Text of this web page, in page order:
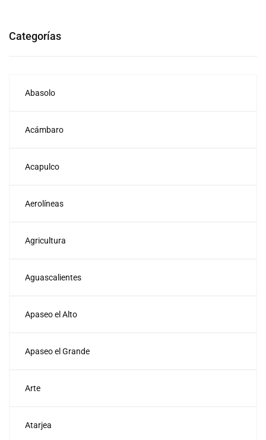
Categorías
Abasolo
Acámbaro
Acapulco
Aerolíneas
Agricultura
Aguascalientes
Apaseo el Alto
Apaseo el Grande
Arte
Atarjea